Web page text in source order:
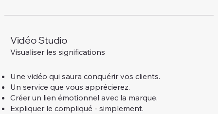
Vidéo Studio
Visualiser les significations
Une vidéo qui saura conquérir vos clients.
Un service que vous apprécierez.
Créer un lien émotionnel avec la marque.
Expliquer le compliqué - simplement.